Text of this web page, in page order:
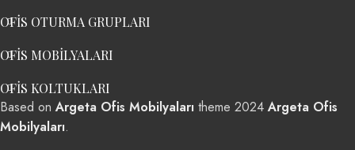
OFIS OTURMA GRUPLARI
OFIS MOBILYALARI
OFIS KOLTUKLARI
Based onArgeta Ofis Mobilyaları theme 2024Argeta Ofis
Mobilyaları.